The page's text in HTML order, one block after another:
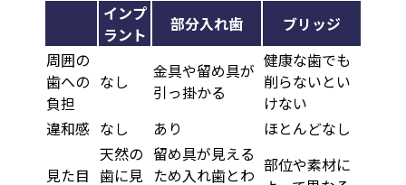
インプ
ラント
部分入れ歯
ブリッジ
周囲の
歯への
負担
なし
金具や留め具が
引っ掛かる
健康な歯でも
削らないとい
けない
違和感 なし あり ほとんどなし
見た目
天然の
歯に見
留め具が見える
ため入れ歯とわ 部位や素材に